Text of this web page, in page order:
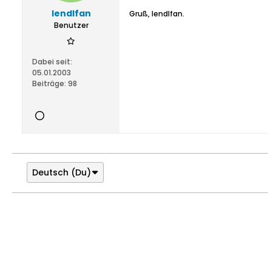
lendlfan
Benutzer
Dabei seit:
05.01.2003
Beiträge: 98
Gruß, lendlfan.
Deutsch (Du)